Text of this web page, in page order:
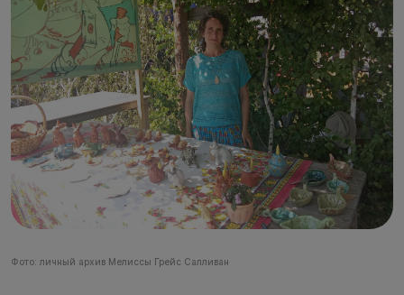
Фото: личный архив Мелиссы Грейс Салливан